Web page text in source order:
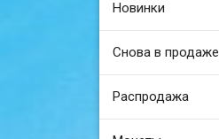
Новинки
Снова в продаже
Распродажа